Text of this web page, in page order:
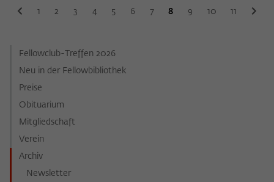
1 2 3 4 5 6 7 8 9 10 11
Fellowclub-Treffen 2026
Neu in der Fellowbibliothek
Preise
Obituarium
Mitgliedschaft
Verein
Archiv
Newsletter